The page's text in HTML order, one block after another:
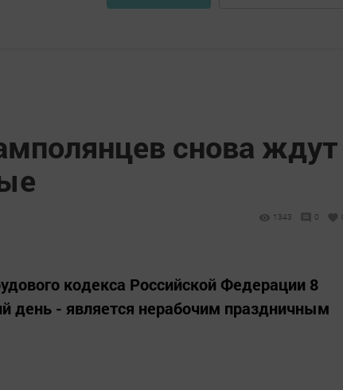
снова ждут
1343 0
кодекса Российской Федерации 8
- является нерабочим праздничным